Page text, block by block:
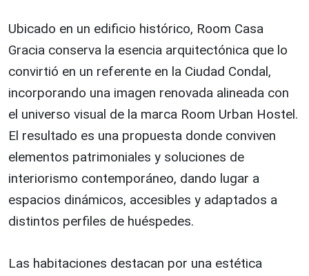
Ubicado en un edificio histórico, Room Casa
Gracia conserva la esencia arquitectónica que lo
convirtió en un referente en la Ciudad Condal,
incorporando una imagen renovada alineada con
el universo visual de la marca Room Urban Hostel.
El resultado es una propuesta donde conviven
elementos patrimoniales y soluciones de
interiorismo contemporáneo, dando lugar a
espacios dinámicos, accesibles y adaptados a
distintos perfiles de huéspedes.
Las habitaciones destacan por una estética